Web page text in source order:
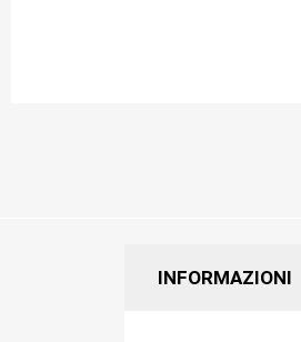
INFORMAZIONI